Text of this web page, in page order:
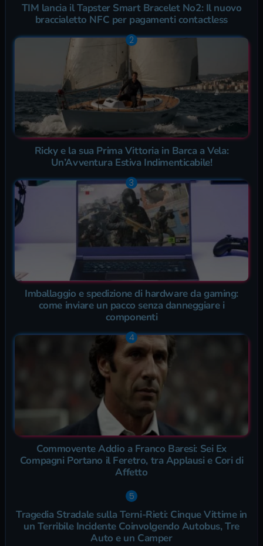
TIM lancia il Tapster Smart Bracelet No2: Il nuovo
braccialetto NFC per pagamenti contactless
Ricky e la sua Prima Vittoria in Barca a Vela:
Un’Avventura Estiva Indimenticabile!
Imballaggio e spedizione di hardware da gaming:
come inviare un pacco senza danneggiare i
componenti
Commovente Addio a Franco Baresi: Sei Ex
Compagni Portano il Feretro, tra Applausi e Cori di
Affetto
Tragedia Stradale sulla Terni-Rieti: Cinque Vittime in
un Terribile Incidente Coinvolgendo Autobus, Tre
Auto e un Camper